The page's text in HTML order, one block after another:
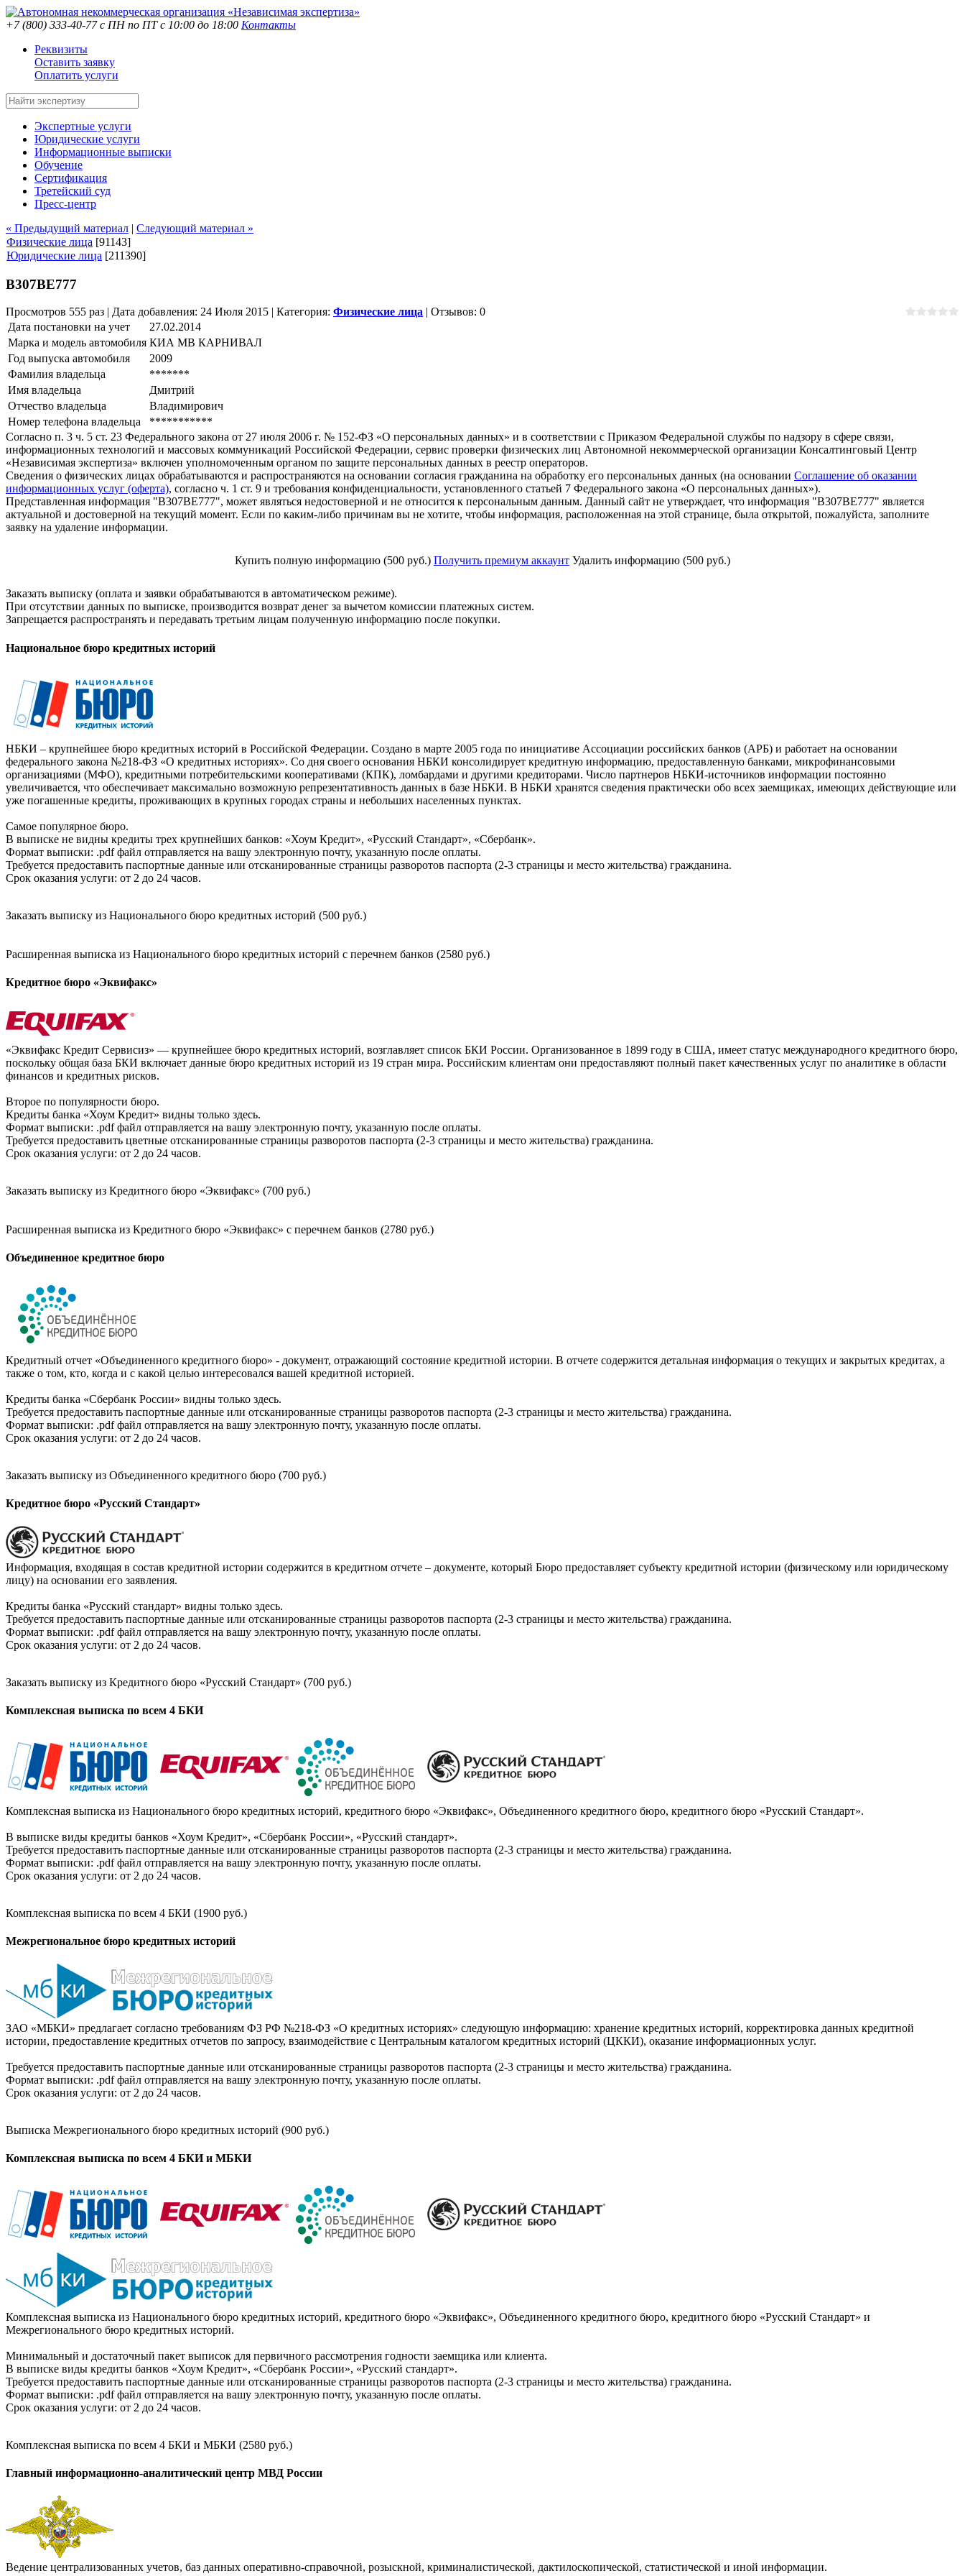
+7 (800) 333-40-77с ПН по ПТ с 10:00 до 18:00 Контакты
Реквизиты
Оставить заявку
Оплатить услуги
Экспертные услуги
Юридические услуги
Информационные выписки
Обучение
Сертификация
Третейский суд
Пресс-центр
« Предыдущий материал | Следующий материал »
Физические лица [91143]
Юридические лица [211390]
В307ВЕ777
Просмотров 555 раз | Дата добавления: 24 Июля 2015 | Категория: Физические лица | Отзывов: 0
Дата постановки на учет
27.02.2014
Марка и модель автомобиля КИА МВ КАРНИВАЛ
Год выпуска автомобиля
2009
Фамилия владельца
*******
Имя владельца
Дмитрий
Отчество владельца
Владимирович
Номер телефона владельца
***********
Согласно п. 3 ч. 5 ст. 23 Федерального закона от 27 июля 2006 г. № 152-ФЗ «О персональных данных» и в соответствии с Приказом Федеральной службы по надзору в сфере связи,
информационных технологий и массовых коммуникаций Российской Федерации, сервис проверки физических лиц Автономной некоммерческой организации Консалтинговый Центр
«Независимая экспертиза» включен уполномоченным органом по защите персональных данных в реестр операторов.
Сведения о физических лицах обрабатываются и распространяются на основании согласия гражданина на обработку его персональных данных (на основании Соглашение об оказании
информационных услуг (оферта), согласно ч. 1 ст. 9 и требования конфиденциальности, установленного статьей 7 Федерального закона «О персональных данных»).
Представленная информация "В307ВЕ777", может являться недостоверной и не относится к персональным данным. Данный сайт не утверждает, что информация "В307ВЕ777" является
актуальной и достоверной на текущий момент. Если по каким-либо причинам вы не хотите, чтобы информация, расположенная на этой странице, была открытой, пожалуйста, заполните
заявку на удаление информации.
Купить полную информацию (500 руб.) Получить премиум аккаунт Удалить информацию (500 руб.)
Заказать выписку (оплата и заявки обрабатываются в автоматическом режиме).
При отсутствии данных по выписке, производится возврат денег за вычетом комиссии платежных систем.
Запрещается распространять и передавать третьим лицам полученную информацию после покупки.
Национальное бюро кредитных историй
НБКИ – крупнейшее бюро кредитных историй в Российской Федерации. Создано в марте 2005 года по инициативе Ассоциации российских банков (АРБ) и работает на основании
федерального закона №218-ФЗ «О кредитных историях». Со дня своего основания НБКИ консолидирует кредитную информацию, предоставленную банками, микрофинансовыми
организациями (МФО), кредитными потребительскими кооперативами (КПК), ломбардами и другими кредиторами. Число партнеров НБКИ-источников информации постоянно
увеличивается, что обеспечивает максимально возможную репрезентативность данных в базе НБКИ. В НБКИ хранятся сведения практически обо всех заемщиках, имеющих действующие или
уже погашенные кредиты, проживающих в крупных городах страны и небольших населенных пунктах.
Самое популярное бюро.
В выписке не видны кредиты трех крупнейших банков: «Хоум Кредит», «Русский Стандарт», «Сбербанк».
Формат выписки: .pdf файл отправляется на вашу электронную почту, указанную после оплаты.
Требуется предоставить паспортные данные или отсканированные страницы разворотов паспорта (2-3 страницы и место жительства) гражданина.
Срок оказания услуги: от 2 до 24 часов.
Заказать выписку из Национального бюро кредитных историй (500 руб.)
Расширенная выписка из Национального бюро кредитных историй с перечнем банков (2580 руб.)
Кредитное бюро «Эквифакс»
«Эквифакс Кредит Сервисиз» — крупнейшее бюро кредитных историй, возглавляет список БКИ России. Организованное в 1899 году в США, имеет статус международного кредитного бюро,
поскольку общая база БКИ включает данные бюро кредитных историй из 19 стран мира. Российским клиентам они предоставляют полный пакет качественных услуг по аналитике в области
финансов и кредитных рисков.
Второе по популярности бюро.
Кредиты банка «Хоум Кредит» видны только здесь.
Формат выписки: .pdf файл отправляется на вашу электронную почту, указанную после оплаты.
Требуется предоставить цветные отсканированные страницы разворотов паспорта (2-3 страницы и место жительства) гражданина.
Срок оказания услуги: от 2 до 24 часов.
Заказать выписку из Кредитного бюро «Эквифакс» (700 руб.)
Расширенная выписка из Кредитного бюро «Эквифакс» с перечнем банков (2780 руб.)
Объединенное кредитное бюро
Кредитный отчет «Объединенного кредитного бюро» - документ, отражающий состояние кредитной истории. В отчете содержится детальная информация о текущих и закрытых кредитах, а
также о том, кто, когда и с какой целью интересовался вашей кредитной историей.
Кредиты банка «Сбербанк России» видны только здесь.
Требуется предоставить паспортные данные или отсканированные страницы разворотов паспорта (2-3 страницы и место жительства) гражданина.
Формат выписки: .pdf файл отправляется на вашу электронную почту, указанную после оплаты.
Срок оказания услуги: от 2 до 24 часов.
Заказать выписку из Объединенного кредитного бюро (700 руб.)
Кредитное бюро «Русский Стандарт»
Информация, входящая в состав кредитной истории содержится в кредитном отчете – документе, который Бюро предоставляет субъекту кредитной истории (физическому или юридическому
лицу) на основании его заявления.
Кредиты банка «Русский стандарт» видны только здесь.
Требуется предоставить паспортные данные или отсканированные страницы разворотов паспорта (2-3 страницы и место жительства) гражданина.
Формат выписки: .pdf файл отправляется на вашу электронную почту, указанную после оплаты.
Срок оказания услуги: от 2 до 24 часов.
Заказать выписку из Кредитного бюро «Русский Стандарт» (700 руб.)
Комплексная выписка по всем 4 БКИ
Комплексная выписка из Национального бюро кредитных историй, кредитного бюро «Эквифакс», Объединенного кредитного бюро, кредитного бюро «Русский Стандарт».
В выписке виды кредиты банков «Хоум Кредит», «Сбербанк России», «Русский стандарт».
Требуется предоставить паспортные данные или отсканированные страницы разворотов паспорта (2-3 страницы и место жительства) гражданина.
Формат выписки: .pdf файл отправляется на вашу электронную почту, указанную после оплаты.
Срок оказания услуги: от 2 до 24 часов.
Комплексная выписка по всем 4 БКИ (1900 руб.)
Межрегиональное бюро кредитных историй
ЗАО «МБКИ» предлагает согласно требованиям ФЗ РФ №218-ФЗ «О кредитных историях» следующую информацию: хранение кредитных историй, корректировка данных кредитной
истории, предоставление кредитных отчетов по запросу, взаимодействие с Центральным каталогом кредитных историй (ЦККИ), оказание информационных услуг.
Требуется предоставить паспортные данные или отсканированные страницы разворотов паспорта (2-3 страницы и место жительства) гражданина.
Формат выписки: .pdf файл отправляется на вашу электронную почту, указанную после оплаты.
Срок оказания услуги: от 2 до 24 часов.
Выписка Межрегионального бюро кредитных историй (900 руб.)
Комплексная выписка по всем 4 БКИ и МБКИ
Комплексная выписка из Национального бюро кредитных историй, кредитного бюро «Эквифакс», Объединенного кредитного бюро, кредитного бюро «Русский Стандарт» и
Межрегионального бюро кредитных историй.
Минимальный и достаточный пакет выписок для первичного рассмотрения годности заемщика или клиента.
В выписке виды кредиты банков «Хоум Кредит», «Сбербанк России», «Русский стандарт».
Требуется предоставить паспортные данные или отсканированные страницы разворотов паспорта (2-3 страницы и место жительства) гражданина.
Формат выписки: .pdf файл отправляется на вашу электронную почту, указанную после оплаты.
Срок оказания услуги: от 2 до 24 часов.
Комплексная выписка по всем 4 БКИ и МБКИ (2580 руб.)
Главный информационно-аналитический центр МВД России
Ведение централизованных учетов, баз данных оперативно-справочной, розыскной, криминалистической, дактилоскопической, статистической и иной информации.